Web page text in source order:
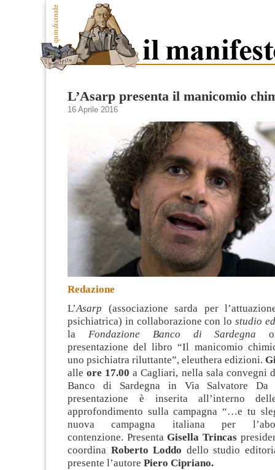
L’Asarp presenta il manicomio
16 Aprile 2016
Redazione
L’Asarp (associazione sarda per
psichiatrica) in collaborazione con lo studio
la Fondazione Banco di Sardegna
presentazione del libro “Il manicomio
uno psichiatra riluttante”, eleuthera edizioni.
alleore 17.00 a Cagliari, nella sala convegni
Banco di Sardegna in Via Salvatore
presentazione è inserita all’interno
approfondimento sulla campagna “…e tu
nuova campagna italiana per
contenzione. PresentaGisella Trincas
coordina Roberto Loddo dello studio
presente l’autore Piero Cipriano.